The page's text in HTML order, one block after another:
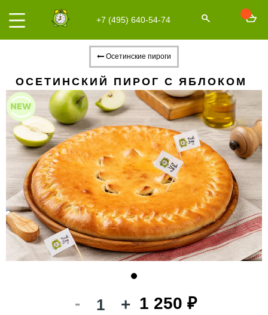
+7 (495) 640-54-74
Осетинские пироги
ОСЕТИНСКИЙ ПИРОГ С ЯБЛОКОМ
- + 1 250 ₽